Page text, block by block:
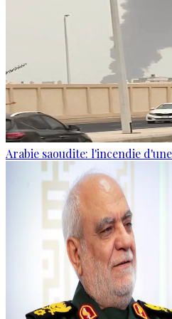
Arabie saoudite: l'incendie